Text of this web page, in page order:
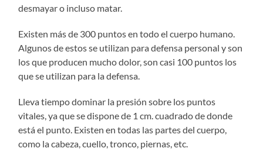
desmayar o incluso matar.
Existen más de 300 puntos en todo el cuerpo humano.
Algunos de estos se utilizan para defensa personal y son
los que producen mucho dolor, son casi 100 puntos los
que se utilizan para la defensa.
Lleva tiempo dominar la presión sobre los puntos
vitales, ya que se dispone de 1 cm. cuadrado de donde
está el punto. Existen en todas las partes del cuerpo,
como la cabeza, cuello, tronco, piernas, etc.